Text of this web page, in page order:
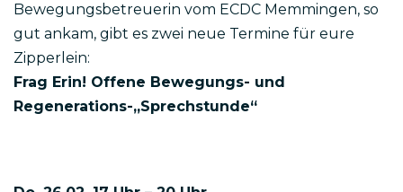
Bewegungsbetreuerin vom ECDC Memmingen, so
gut ankam, gibt es zwei neue Termine für eure
Zipperlein:
Frag Erin! Offene Bewegungs- und
Regenerations-„Sprechstunde“